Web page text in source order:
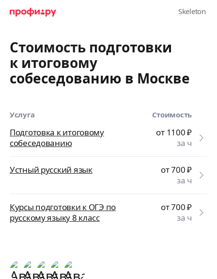
Стоимость подготовки
к итоговому
собеседованию в Москве
Услуга Стоимость
Подготовка к итоговому
собеседованию
от 1100₽
за ч
Устный русский язык от 700₽
за ч
Курсы подготовки к ОГЭ по
русскому языку 8 класс
от 700₽
за ч